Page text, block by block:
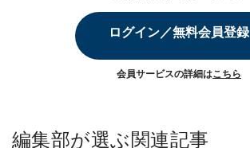
ログイン／無料会員登録
会員サービスの詳細はこちら
編集部が選ぶ関連記事